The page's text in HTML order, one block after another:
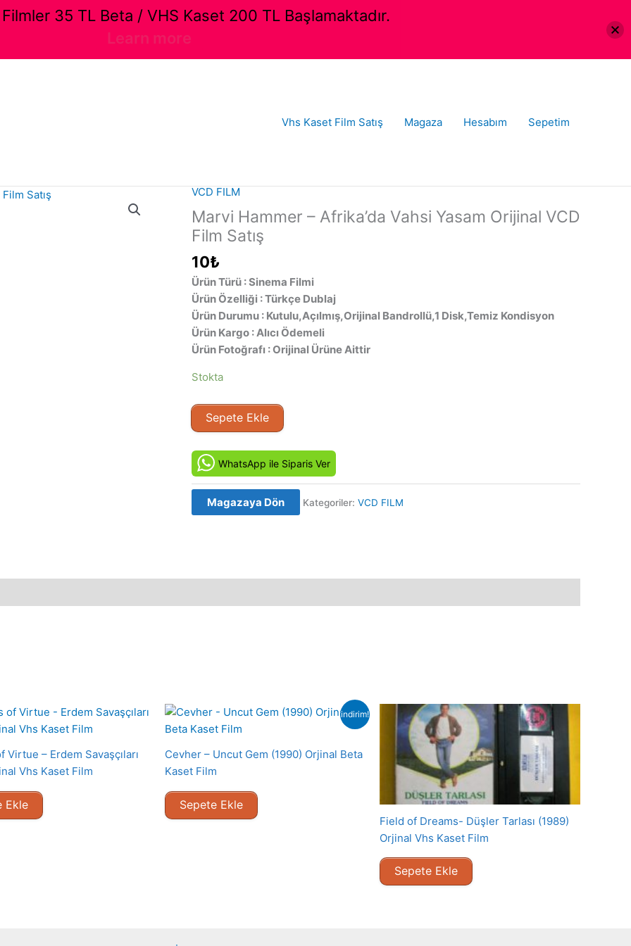
Vhs Kaset Film Satış Magaza Hesabım Sepetim
VCD FILM
Marvi Hammer – Afrika’da Vahsi Yasam Orijinal VCD
Film Satış
10₺
Ürün Türü : Sinema Filmi
Ürün Özelliği : Türkçe Dublaj
Ürün Durumu : Kutulu,Açılmış,Orijinal Bandrollü,1 Disk,Temiz Kondisyon
Ürün Kargo : Alıcı Ödemeli
Ürün Fotoğrafı : Orijinal Ürüne Aittir
Stokta
Marvi
Hammer
Afrika'da
Vahsi
Yasam
Orijinal
adet
Sepete Ekle
WhatsApp ile Siparis Ver
Magazaya Dön Kategoriler: VCD FILM
Virtue – Erdem Savaşçıları
Vhs Kaset Film
Ekle
indirim!
Cevher – Uncut Gem (1990) Orjinal Beta
Kaset Film
Sepete Ekle
Field of Dreams- Düşler Tarlası (1989)
Orjinal Vhs Kaset Film
Sepete Ekle
35 TL Beta / VHS Kaset 200 TL Başlamaktadır.
Learn more